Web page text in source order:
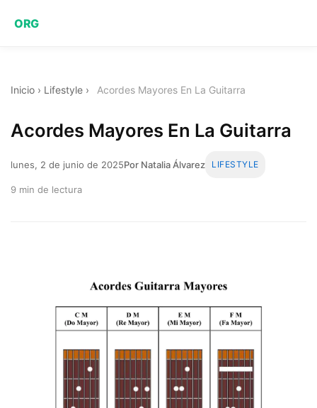
ORG
Inicio › Lifestyle › Acordes Mayores En La Guitarra
Acordes Mayores En La Guitarra
lunes, 2 de junio de 2025Por Natalia Álvarez LIFESTYLE
9 min de lectura